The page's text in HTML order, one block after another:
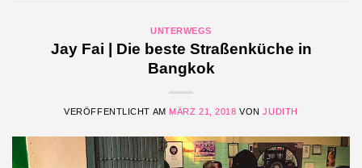
UNTERWEGS
Jay Fai | Die beste Straßenküche in
Bangkok
VERÖFFENTLICHT AM MÄRZ 21, 2018 VONJUDITH